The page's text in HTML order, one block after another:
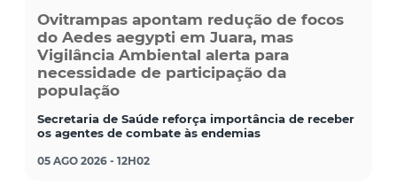
Ovitrampas apontam redução de focos
do Aedes aegypti em Juara, mas
Vigilância Ambiental alerta para
necessidade de participação da
população
Secretaria de Saúde reforça importância de receber
os agentes de combate às endemias
05 AGO 2026 - 12H02